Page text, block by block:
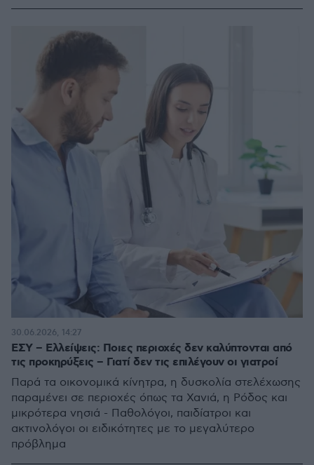
ΕΣΥ – Ελλείψεις: Ποιες περιοχές δεν καλύπτονται από
τις προκηρύξεις – Γιατί δεν τις επιλέγουν οι γιατροί
Παρά τα οικονομικά κίνητρα, η δυσκολία στελέχωσης
παραμένει σε περιοχές όπως τα Χανιά, η Ρόδος και
μικρότερα νησιά - Παθολόγοι, παιδίατροι και
ακτινολόγοι οι ειδικότητες με το μεγαλύτερο
πρόβλημα
30.06.2026, 14:27